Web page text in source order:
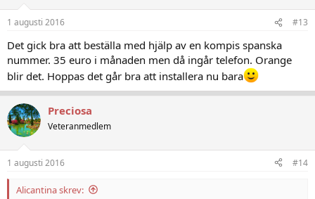
1 augusti 2016 #13
Det gick bra att beställa med hjälp av en kompis spanska
nummer. 35 euro i månaden men då ingår telefon. Orange
blir det. Hoppas det går bra att installera nu bara
Preciosa
Veteranmedlem
1 augusti 2016 #14
Alicantina skrev: